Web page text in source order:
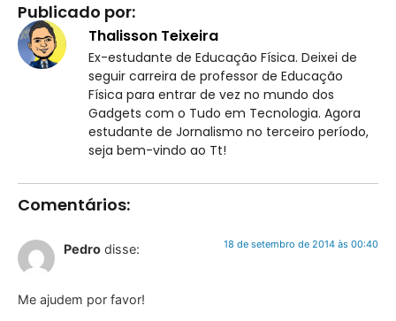
Publicado por:
Thalisson Teixeira
Ex-estudante de Educação Física. Deixei de
seguir carreira de professor de Educação
Física para entrar de vez no mundo dos
Gadgets com o Tudo em Tecnologia. Agora
estudante de Jornalismo no terceiro período,
seja bem-vindo ao Tt!
Comentários:
Pedro disse: 18 de setembro de 2014 às 00:40
Me ajudem por favor!